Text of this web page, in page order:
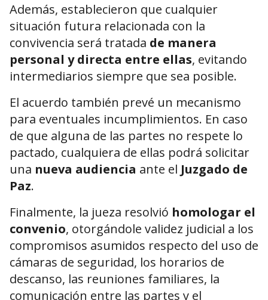
Además, establecieron que cualquier
situación futura relacionada con la
convivencia será tratada de manera
personal y directa entre ellas, evitando
intermediarios siempre que sea posible.
El acuerdo también prevé un mecanismo
para eventuales incumplimientos. En caso
de que alguna de las partes no respete lo
pactado, cualquiera de ellas podrá solicitar
una nueva audiencia ante el Juzgado de
Paz.
Finalmente, la jueza resolvió homologar el
convenio, otorgándole validez judicial a los
compromisos asumidos respecto del uso de
cámaras de seguridad, los horarios de
descanso, las reuniones familiares, la
comunicación entre las partes y el